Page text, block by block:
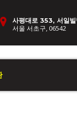
사평대로 353, 서일
서울 서초구, 06542